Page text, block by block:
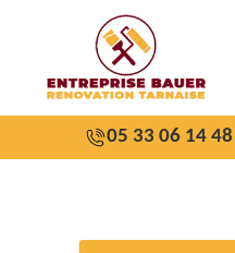
05 33 06 14 48